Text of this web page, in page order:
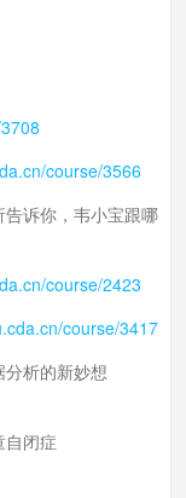
course/3566
诉你，韦小宝跟哪
course/2423
course/3417
析的新妙想
闭症